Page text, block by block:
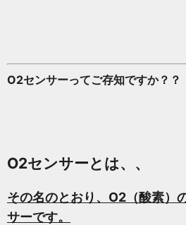
O2センサーってご存知ですか？？
O2センサーとは、、
その名のとおり、O2（酸素）
サーです。